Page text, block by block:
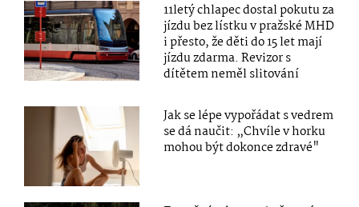
11letý chlapec dostal pokutu za
jízdu bez lístku v pražské MHD
i přesto, že děti do 15 let mají
jízdu zdarma. Revizor s
dítětem neměl slitování
Jak se lépe vypořádat s vedrem
se dá naučit: „Chvíle v horku
mohou být dokonce zdravé"